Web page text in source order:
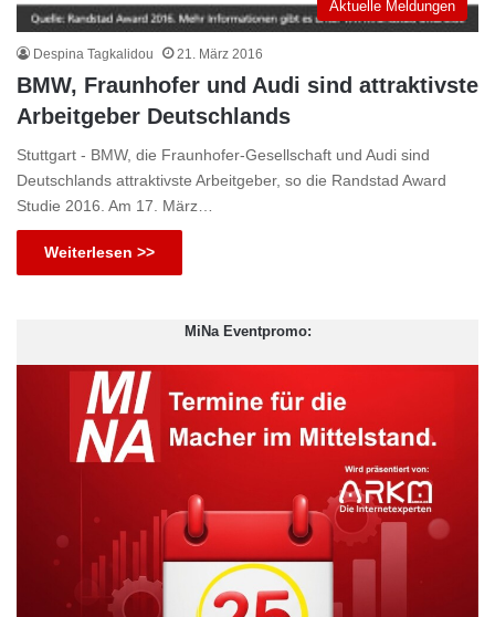
Aktuelle Meldungen
Despina Tagkalidou 21. März 2016
BMW, Fraunhofer und Audi sind attraktivste
Arbeitgeber Deutschlands
Stuttgart - BMW, die Fraunhofer-Gesellschaft und Audi sind
Deutschlands attraktivste Arbeitgeber, so die Randstad Award
Studie 2016. Am 17. März…
Weiterlesen >>
MiNa Eventpromo: